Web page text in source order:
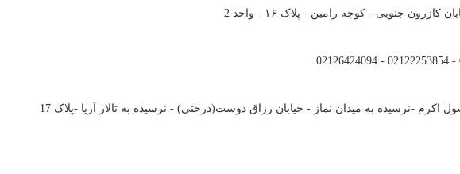
جنوبی - کوچه رامین - پلاک ۱۶ - واحد 2
اکرم -نرسیده به میدان نماز - خیابان رزاق دوست(درختی) - نرسیده به تالار آریا -پلاک 17